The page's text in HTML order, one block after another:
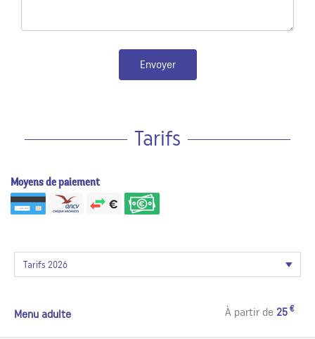
Envoyer
Tarifs
Moyens de paiement
Menu adulte À partir de 25 €